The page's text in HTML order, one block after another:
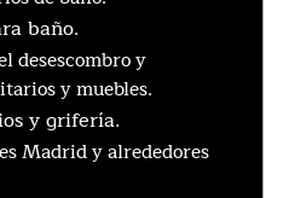
baño.
desescombro y
y muebles.
y grifería.
Madrid y alrededores